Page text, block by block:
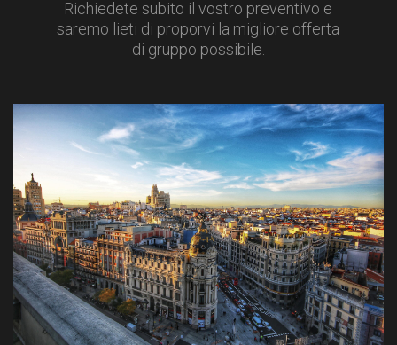
Richiedete subito il vostro preventivo e
saremo lieti di proporvi la migliore offerta
di gruppo possibile.